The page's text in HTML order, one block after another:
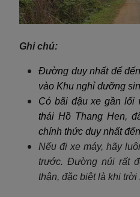
Ghi chú:
Đường duy nhất để
vào Khu nghỉ dưỡng
Có bãi đậu xe gần lối
thái Hồ Thang Hen,
chính thức duy nhất
Nếu đi xe máy, hãy
trước. Đường núi rất
thận, đặc biệt là khi trời